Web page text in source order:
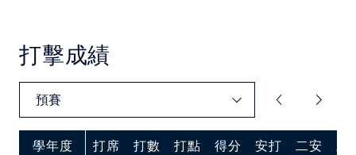
打擊成績
學年度 打席 打數 打點 得分 安打 二安 三